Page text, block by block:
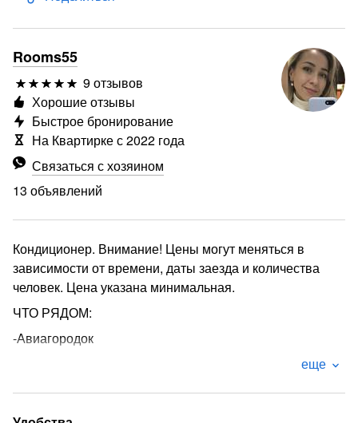
Rooms55
9 отзывов
Связаться с хозяином
13 объявлений
Хорошие отзывы
Быстрое бронирование
На Квартирке с 2022 года
Кондиционер. Внимание! Цены могут меняться в
зависимости от времени, даты заезда и количества
человек. Цена указана минимальная.
ЧТО РЯДОМ:
-Авиагородок
-Кадетский корпус
-Аэропорт
еще